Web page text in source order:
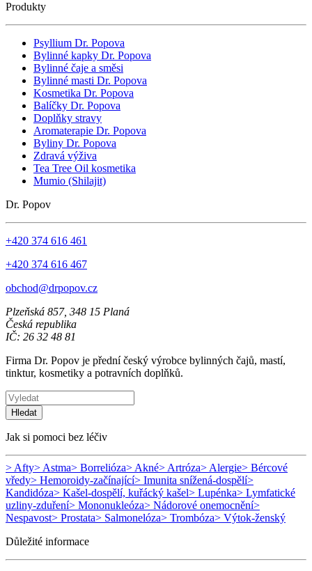
Produkty
Psyllium Dr. Popova
Bylinné kapky Dr. Popova
Bylinné čaje a směsi
Bylinné masti Dr. Popova
Kosmetika Dr. Popova
Balíčky Dr. Popova
Doplňky stravy
Aromaterapie Dr. Popova
Byliny Dr. Popova
Zdravá výživa
Tea Tree Oil kosmetika
Mumio (Shilajit)
Dr. Popov
+420 374 616 461
+420 374 616 467
obchod@drpopov.cz
Plzeňská 857, 348 15 Planá
Česká republika
IČ: 26 32 48 81
Firma Dr. Popov je přední český výrobce bylinných čajů, mastí,
tinktur, kosmetiky a potravních doplňků.
Hledat
Jak si pomoci bez léčiv
> Afty> Astma> Borrelióza> Akné> Artróza> Alergie> Bércové
vředy> Hemoroidy-začínající> Imunita snížená-dospělí>
Kandidóza> Kašel-dospělí, kuřácký kašel> Lupénka> Lymfatické
uzliny-zduření> Mononukleóza> Nádorové onemocnění>
Nespavost> Prostata> Salmonelóza> Trombóza> Výtok-ženský
Důležité informace